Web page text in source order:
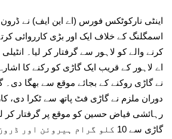
اینٹی نارکوٹکس فورس (اے این ایف) نے
اسمگلنگ کے خلاف ایک اور بڑی کارروائی
کرنے والے کو لاہور سے گرفتار کر لیا۔
اے لاہور کے قریب ایک گاڑی کو رکنے کا
نے گاڑی روکنے کے بجائے موقع سے بھگا دی۔
دوران ملزم نے گاڑی فٹ پاتھ سے ٹکرا دی،
رہائشی فیاض حسین کو موقع پر گرفتار کر
گاڑی سے 10 کلو گرام ہیروئن اور